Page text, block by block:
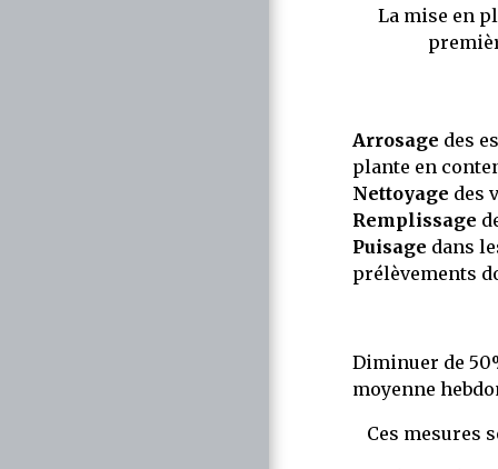
La mise en
Arrosage des
plante en
Nettoyage des
Remplissage
Puisage dans
prélèvements
Diminuer de
moyenne
Ces mesures